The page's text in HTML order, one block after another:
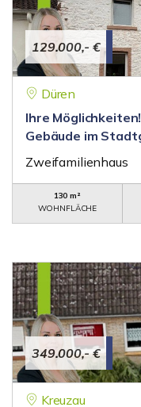
129.000,- €
Düren
Ihre
Gebäude im
Zweifamilienhaus
130 m²
WOHNFLÄCHE
349.000,- €
Kreuzau